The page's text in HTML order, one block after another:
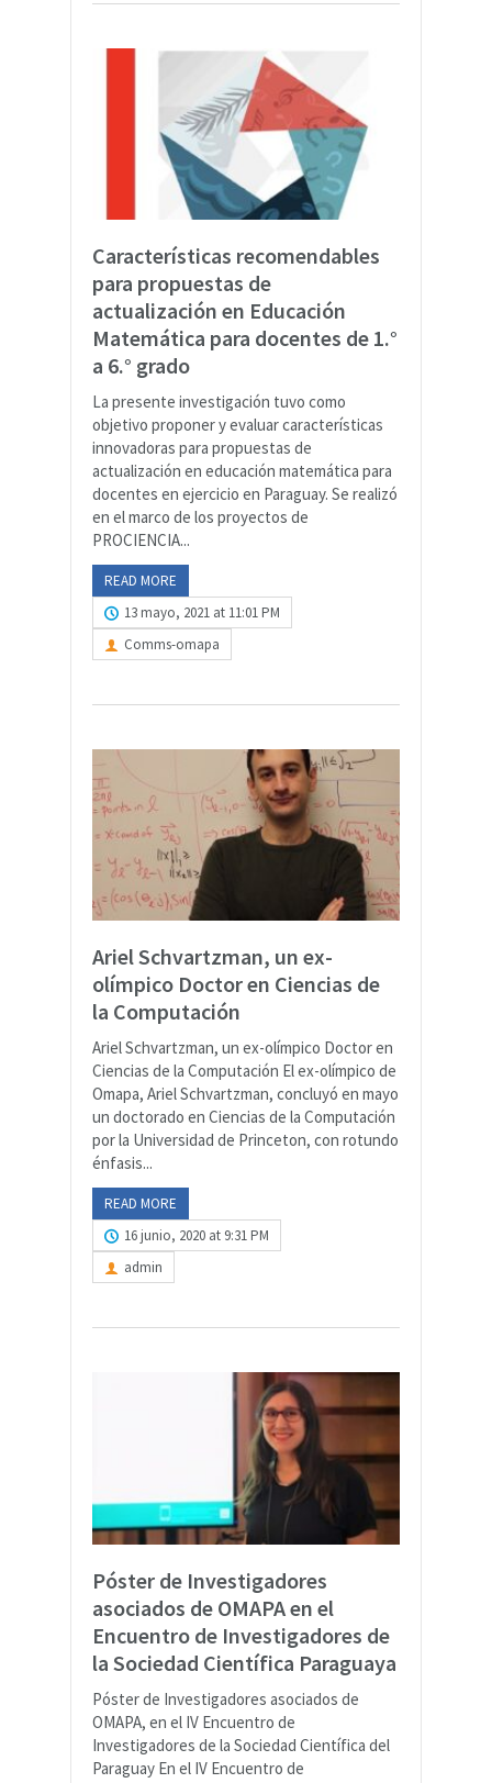
Características recomendables
para propuestas de
actualización en Educación
Matemática para docentes de 1.°
a 6.° grado
La presente investigación tuvo como
objetivo proponer y evaluar características
innovadoras para propuestas de
actualización en educación matemática para
docentes en ejercicio en Paraguay. Se realizó
en el marco de los proyectos de
PROCIENCIA...
READ MORE
13 mayo, 2021 at 11:01 PM
Comms-omapa
Ariel Schvartzman, un ex-
olímpico Doctor en Ciencias de
la Computación
Ariel Schvartzman, un ex-olímpico Doctor en
Ciencias de la Computación El ex-olímpico de
Omapa, Ariel Schvartzman, concluyó en mayo
un doctorado en Ciencias de la Computación
por la Universidad de Princeton, con rotundo
énfasis...
READ MORE
16 junio, 2020 at 9:31 PM
admin
Póster de Investigadores
asociados de OMAPA en el
Encuentro de Investigadores de
la Sociedad Científica Paraguaya
Póster de Investigadores asociados de
OMAPA, en el IV Encuentro de
Investigadores de la Sociedad Científica del
Paraguay En el IV Encuentro de